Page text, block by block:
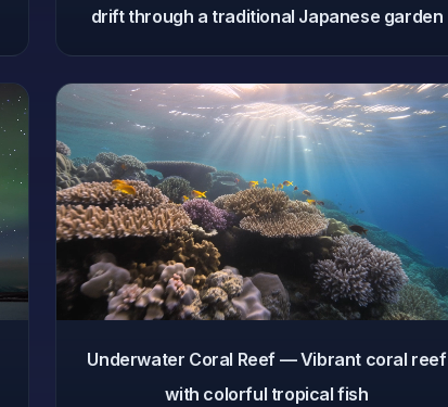
drift through a traditional Japanese garden
Underwater Coral Reef — Vibrant coral reef
with colorful tropical fish